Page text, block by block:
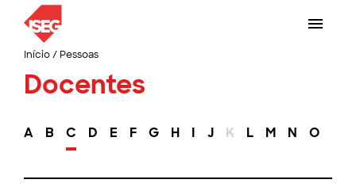
Início/ Pessoas
Docentes
A B C D E F G H I J K L M N O